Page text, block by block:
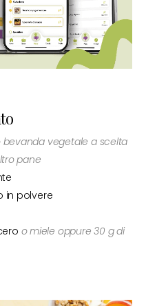
bevanda vegetale a scelta
pane
in polvere
o miele oppure 30 g di